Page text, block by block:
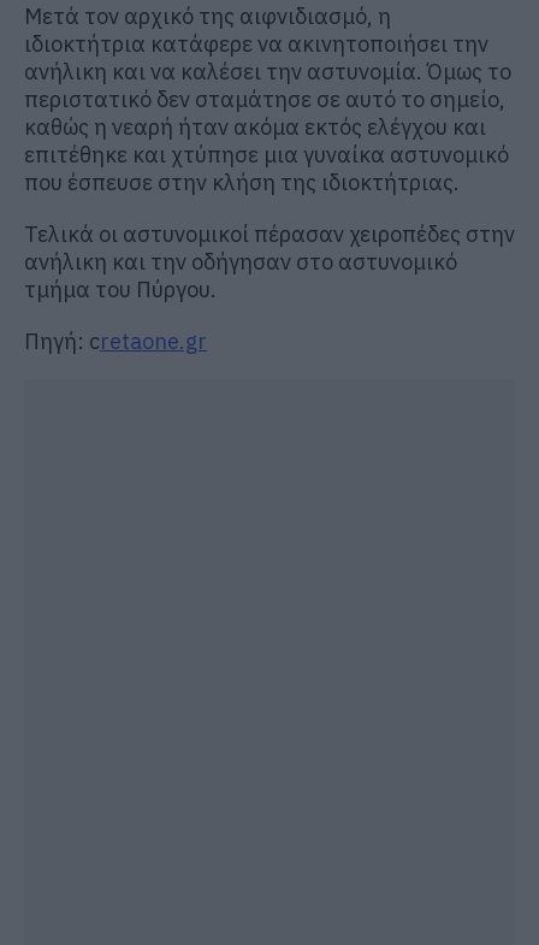
Μετά τον αρχικό της αιφνιδιασμό, η
ιδιοκτήτρια κατάφερε να ακινητοποιήσει την
ανήλικη και να καλέσει την αστυνομία. Όμως το
περιστατικό δεν σταμάτησε σε αυτό το σημείο,
καθώς η νεαρή ήταν ακόμα εκτός ελέγχου και
επιτέθηκε και χτύπησε μια γυναίκα αστυνομικό
που έσπευσε στην κλήση της ιδιοκτήτριας.
Τελικά οι αστυνομικοί πέρασαν χειροπέδες στην
ανήλικη και την οδήγησαν στο αστυνομικό
τμήμα του Πύργου.
Πηγή: cretaone.gr